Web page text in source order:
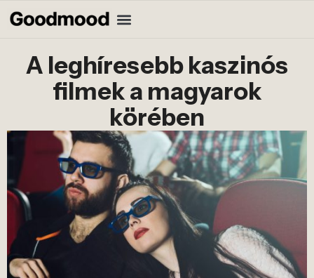
A leghíresebb kaszinós
filmek a magyarok
körében